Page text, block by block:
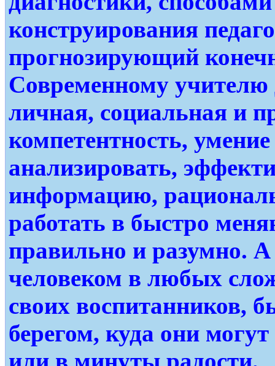
конструирования
прогнозирующий
Современному
личная, социальная и
компетентность,
анализировать,
информацию,
работать в быстро
правильно и разумно. А
человеком в любых
своих воспитанников,
берегом, куда они